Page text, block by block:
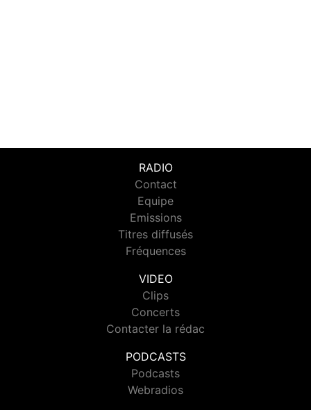
RADIO
Contact
Equipe
Emissions
Titres diffusés
Fréquences
VIDEO
Clips
Concerts
Contacter la rédac
PODCASTS
Podcasts
Webradios